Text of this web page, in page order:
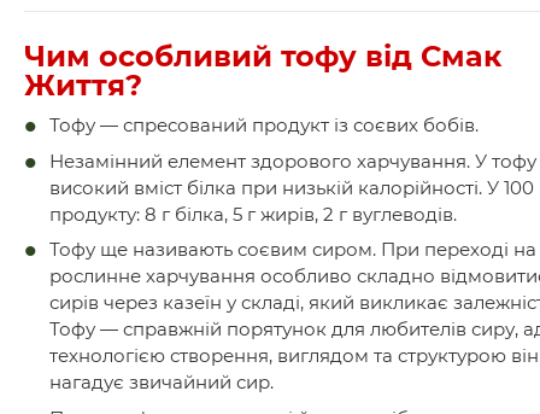
Чим особливий тофу від Смак
Життя?
Тофу — спресований продукт із соєвих бобів.
Незамінний елемент здорового харчування. У тофу
високий вміст білка при низькій калорійності. У 100
продукту: 8 г білка, 5 г жирів, 2 г вуглеводів.
Тофу ще називають соєвим сиром. При переході на
рослинне харчування особливо складно
сирів через казеїн у складі, який викликає
Тофу — справжній порятунок для любителів сиру,
технологією створення, виглядом та структурою він
нагадує звичайний сир.